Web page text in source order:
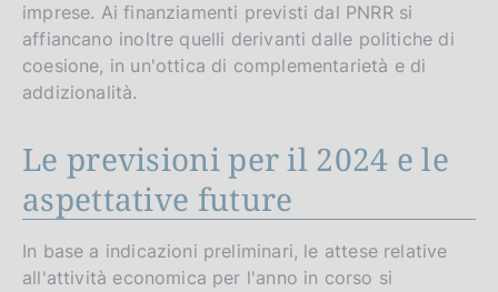
imprese. Ai finanziamenti previsti dal PNRR si
affiancano inoltre quelli derivanti dalle politiche di
coesione, in un'ottica di complementarietà e di
addizionalità.
Le previsioni per il 2024 e le
aspettative future
In base a indicazioni preliminari, le attese relative
all'attività economica per l'anno in corso si